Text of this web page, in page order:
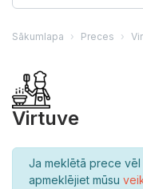
Sākumlapa Preces
Virtuve
Ja meklētā prece vēl
apmeklējiet mūsu